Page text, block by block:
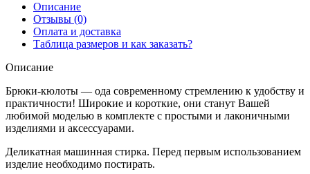
Описание
Отзывы (0)
Оплата и доставка
Таблица размеров и как заказать?
Описание
Брюки-кюлоты — ода современному стремлению к удобству и
практичности! Широкие и короткие, они станут Вашей
любимой моделью в комплекте с простыми и лаконичными
изделиями и аксессуарами.
Деликатная машинная стирка. Перед первым использованием
изделие необходимо постирать.